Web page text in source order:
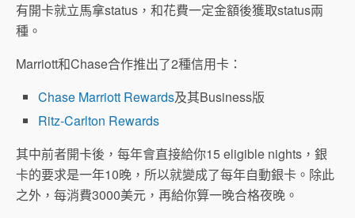
有開卡就立馬拿status，和花費一定金額後獲取status兩
種。
Marriott和Chase合作推出了2種信用卡：
Chase Marriott Rewards及其Business版
Ritz-Carlton Rewards
其中前者開卡後，每年會直接給你15 eligible nights，銀
卡的要求是一年10晚，所以就變成了每年自動銀卡。除此
之外，每消費3000美元，再給你算一晚合格夜晚。